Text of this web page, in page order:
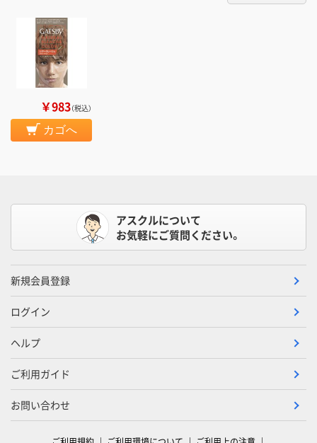
￥983（税込）
カゴへ
アスクルについて
お気軽にご質問ください。
新規会員登録
ログイン
ヘルプ
ご利用ガイド
お問い合わせ